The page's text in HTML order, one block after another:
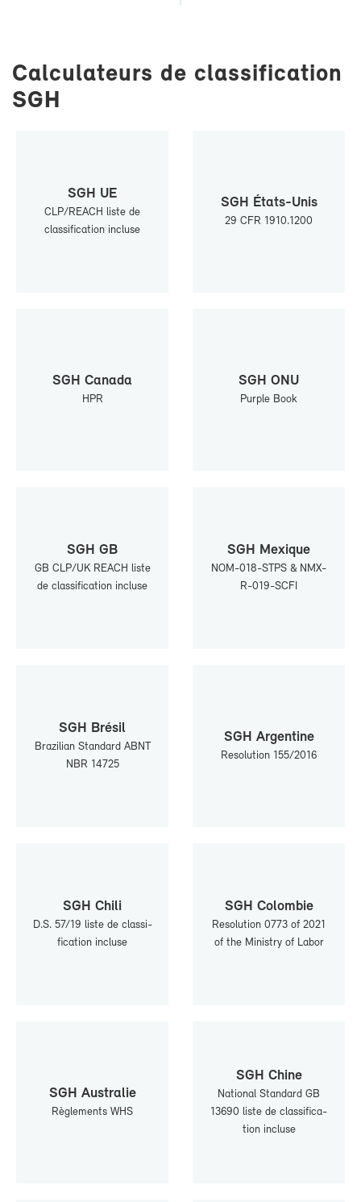
Cal­cu­la­teurs de clas­si­fi­ca­tion
SGH
SGH UE
CLP/REACH liste de
clas­si­fi­ca­tion in­cluse
SGH États-​Unis
29 CFR 1910.1200
SGH Ca­na­da
HPR
SGH ONU
Purple Book
SGH GB
GB CLP/UK REACH liste
de clas­si­fi­ca­tion in­cluse
SGH Mexique
NOM-​018-​STPS & NMX-​
R-019-​SCFI
SGH Bré­sil
Bra­zi­lian Stan­dard ABNT
NBR 14725
SGH Ar­gen­tine
Re­so­lu­tion 155/2016
SGH Chi­li
D.S. 57/19 liste de clas­si­
fi­ca­tion in­cluse
SGH Co­lom­bie
Re­so­lu­tion 0773 of 2021
of the Mi­nis­try of La­bor
SGH Aus­tra­lie
Rè­gle­ments WHS
SGH Chine
Na­tio­nal Stan­dard GB
13690 liste de clas­si­fi­ca­
tion in­cluse